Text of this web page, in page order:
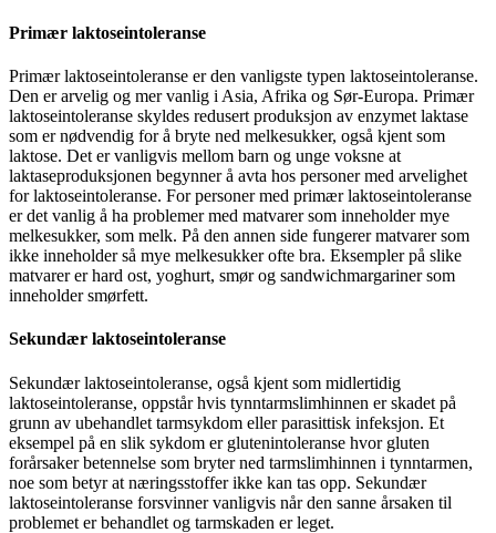
Primær laktoseintoleranse
Primær laktoseintoleranse er den vanligste typen laktoseintoleranse.
Den er arvelig og mer vanlig i Asia, Afrika og Sør-Europa. Primær
laktoseintoleranse skyldes redusert produksjon av enzymet laktase
som er nødvendig for å bryte ned melkesukker, også kjent som
laktose. Det er vanligvis mellom barn og unge voksne at
laktaseproduksjonen begynner å avta hos personer med arvelighet
for laktoseintoleranse. For personer med primær laktoseintoleranse
er det vanlig å ha problemer med matvarer som inneholder mye
melkesukker, som melk. På den annen side fungerer matvarer som
ikke inneholder så mye melkesukker ofte bra. Eksempler på slike
matvarer er hard ost, yoghurt, smør og sandwichmargariner som
inneholder smørfett.
Sekundær laktoseintoleranse
Sekundær laktoseintoleranse, også kjent som midlertidig
laktoseintoleranse, oppstår hvis tynntarmslimhinnen er skadet på
grunn av ubehandlet tarmsykdom eller parasittisk infeksjon. Et
eksempel på en slik sykdom er glutenintoleranse hvor gluten
forårsaker betennelse som bryter ned tarmslimhinnen i tynntarmen,
noe som betyr at næringsstoffer ikke kan tas opp. Sekundær
laktoseintoleranse forsvinner vanligvis når den sanne årsaken til
problemet er behandlet og tarmskaden er leget.